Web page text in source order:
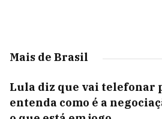
Mais de Brasil
Lula diz que vai telefonar
entenda como é a